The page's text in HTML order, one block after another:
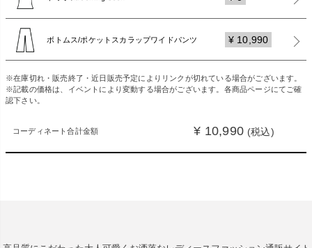
ボトムス/ポケットスカラップワイドパンツ ¥ 10,990
※在庫切れ・販売終了・近日販売予定によりリンクが切れている場合がございます。
※記載の価格は、イベントにより変動する場合がございます。各商品ページにてご確
認下さい。
コーディネート合計金額 ¥ 10,990 (税込)